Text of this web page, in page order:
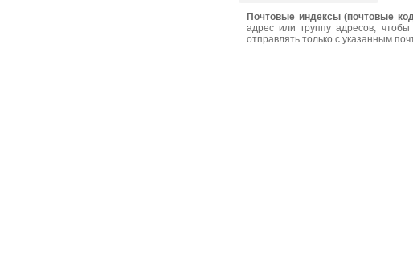
Почтовые индексы (почтовые
адрес или группу адресов,
отправлять только с указанным